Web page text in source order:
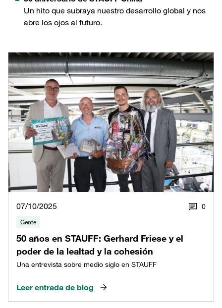
Un hito que subraya nuestro desarrollo global y nos
abre los ojos al futuro.
07/10/2025 0
Gente
50 años en STAUFF: Gerhard Friese y el
poder de la lealtad y la cohesión
Una entrevista sobre medio siglo en STAUFF
Leer entrada de blog